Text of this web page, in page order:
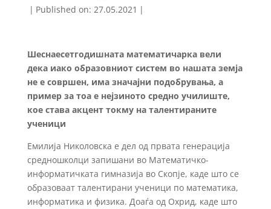
| Published on: 27.05.2021 |
Шеснаесетгодишната математичарка вели
дека иако образовниот систем во нашата земја
не е совршен, има значајни подобрувања, а
пример за тоа е нејзиното средно училиште,
кое става акцент токму на талентираните
ученици
Емилија Николовска е дел од првата генерација
средношколци запишани во Математичко-
информатичката гимназија во Скопје, каде што се
образоваат талентирани ученици по математика,
информатика и физика. Доаѓа од Охрид, каде што